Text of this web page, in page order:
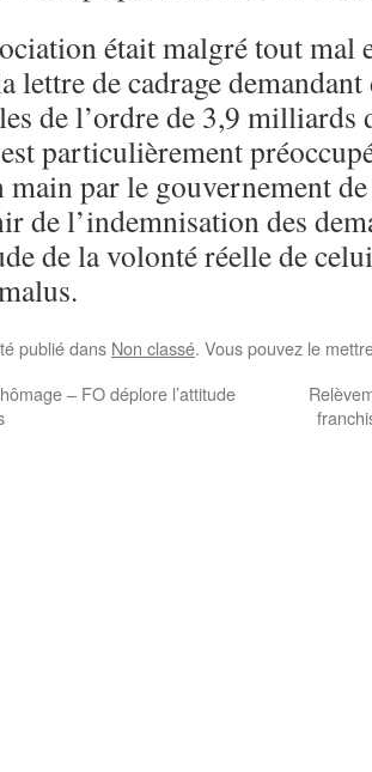
était malgré tout mal
lettre de cadrage
de l’ordre de 3,9 milliards
particulièrement
main par le gouvernement
de l’indemnisation des
de la volonté réelle de
publié dans Non classé. Vous pouvez le
– FO déplore l’attitude